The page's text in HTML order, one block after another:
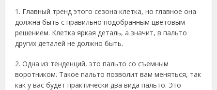
1. Главный тренд этого сезона клетка, но главное она
должна быть с правильно подобранным цветовым
решением. Клетка яркая деталь, а значит, в пальто
других деталей не должно быть.
2. Одна из тенденций, это пальто со съемным
воротником. Такое пальто позволит вам меняться, так
как у вас будет практически два вида пальто. Это